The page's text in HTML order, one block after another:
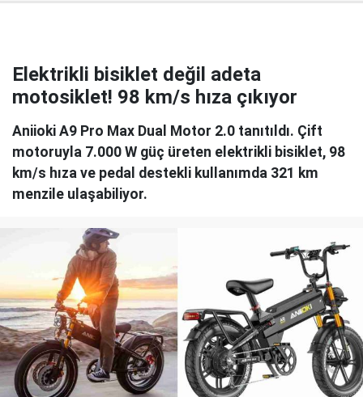
Elektrikli bisiklet değil adeta
motosiklet! 98 km/s hıza çıkıyor
Aniioki A9 Pro Max Dual Motor 2.0 tanıtıldı. Çift
motoruyla 7.000 W güç üreten elektrikli bisiklet, 98
km/s hıza ve pedal destekli kullanımda 321 km
menzile ulaşabiliyor.